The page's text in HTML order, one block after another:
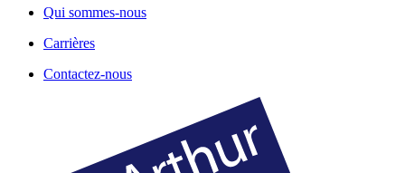
Qui sommes-nous
Carrières
Contactez-nous